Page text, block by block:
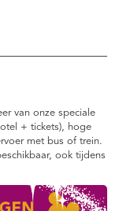
van onze speciale
+ tickets), hoge
met bus of trein.
ook tijdens